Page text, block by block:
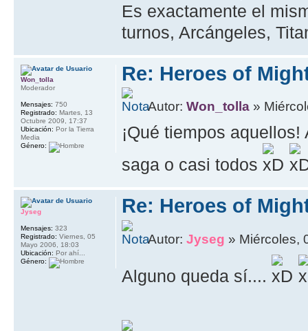
Es exactamente el
turnos, Arcángeles,
Re: Heroes of
Autor:Won_tolla »
¡Qué tiempos
saga o casi todos
Won_tolla
Moderador
Mensajes: 750
Registrado: Martes, 13
Octubre 2009, 17:37
Ubicación: Por la Tierra
Media
Género:
Re: Heroes of
Autor:Jyseg » Miércoles,
Alguno queda sí....
Jyseg
Mensajes: 323
Registrado: Viernes, 05
Mayo 2006, 18:03
Ubicación: Por ahí...
Género: